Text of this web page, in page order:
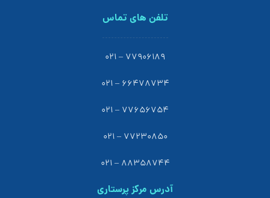
تلفن های تماس
77906189 – 021
66478734 – 021
77656754 – 021
77230850 – 021
88358744 – 021
آدرس مرکز پرستاری